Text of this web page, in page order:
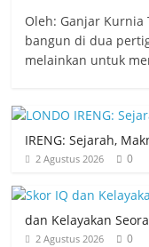
Oleh: Ganjar Kurnia
bangun di dua
melainkan untuk
IRENG: Sejarah,
2 Agustus 2026 0
dan Kelayakan
2 Agustus 2026 0